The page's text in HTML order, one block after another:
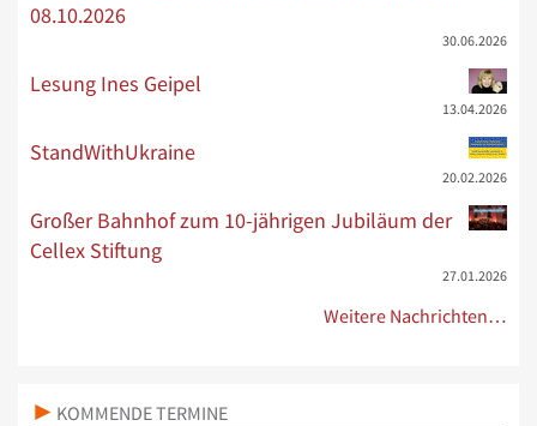
08.10.2026
30.06.2026
Lesung Ines Geipel
13.04.2026
StandWithUkraine
20.02.2026
Großer Bahnhof zum 10-jährigen Jubiläum der
Cellex Stiftung
27.01.2026
Weitere Nachrichten…
KOMMENDE TERMINE